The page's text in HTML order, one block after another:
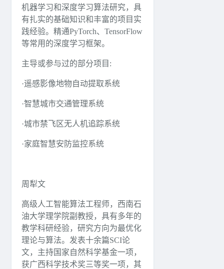
机器学习和深度学习算法研究，具
有扎实的基础知识和丰富的项目实
践经验。精通PyTorch、TensorFlow
等常用的深度学习框架。
主导或参与过的部分项目:
·遥感影像地物自动提取系统
·智慧城市交通管理系统
·城市禁飞区无人机追踪系统
·家庭智慧安防监控系统
周犁文
高级人工智能算法工程师，西南石
油大学理学院副教授，具有多年的
教学科研经验，研究方向为最优化
理论与算法。发表十余篇SCI论
文，主持国家自然科学基金一项，
获广西科学技术奖三等奖一项，其